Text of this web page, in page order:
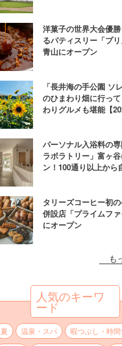
洋菓子の世界大会優
るパティスリー「プリ
青山にオープン
「長井海の手公園 ソ
のひまわり畑に行っ
わりグルメも堪能【
パーソナル入浴料の
ラボラトリー」富ヶ
ン！100通り以上から
タリーズコーヒー初
併設店「プライムフ
にオープン
も
人気のキーワ
ード
夏 温泉・スパ
暇つぶし・時間